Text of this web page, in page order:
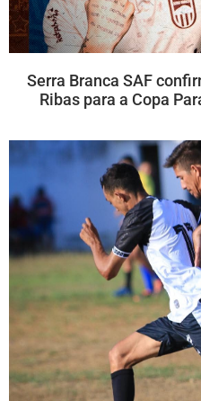
Serra Branca SAF
Ribas para a Copa